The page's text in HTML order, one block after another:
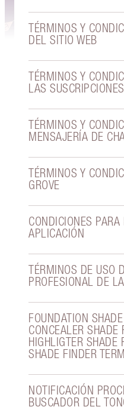
TÉRMINOS Y
DEL SITIO WEB
TÉRMINOS Y
LAS SUSCRIPCIONES
TÉRMINOS Y
MENSAJERÍA DE
TÉRMINOS Y
GROVE
CONDICIONES
APLICACIÓN
TÉRMINOS DE USO
PROFESIONAL DE
FOUNDATION
CONCEALER SHADE
HIGHLIGTER SHADE
SHADE FINDER
NOTIFICACIÓN
BUSCADOR DEL